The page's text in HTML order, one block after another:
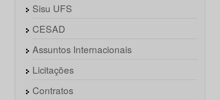
Sisu UFS
CESAD
Assuntos Internacionais
Licitações
Contratos